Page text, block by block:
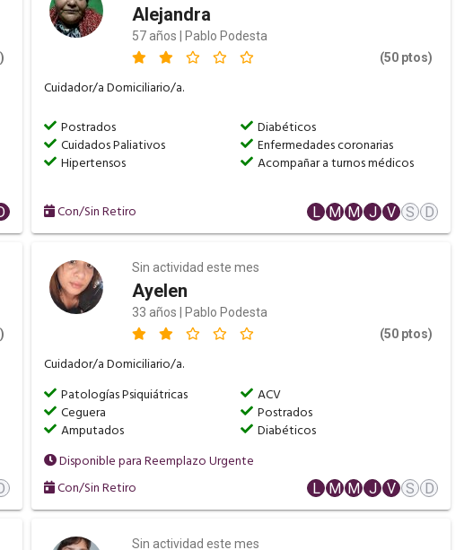
Alejandra
57 años | Pablo Podesta
(50 ptos)
Cuidador/a Domiciliario/a.
Postrados
Diabéticos
Cuidados Paliativos
Enfermedades coronarias
Hipertensos
Acompañar a turnos médicos
Con/Sin Retiro L M M J V S D
Sin actividad este mes
Ayelen
33 años | Pablo Podesta
(50 ptos)
Cuidador/a Domiciliario/a.
Patologías Psiquiátricas
ACV
Ceguera
Postrados
Amputados
Diabéticos
Disponible para Reemplazo Urgente
Con/Sin Retiro
L M M J V S D
Sin actividad este mes